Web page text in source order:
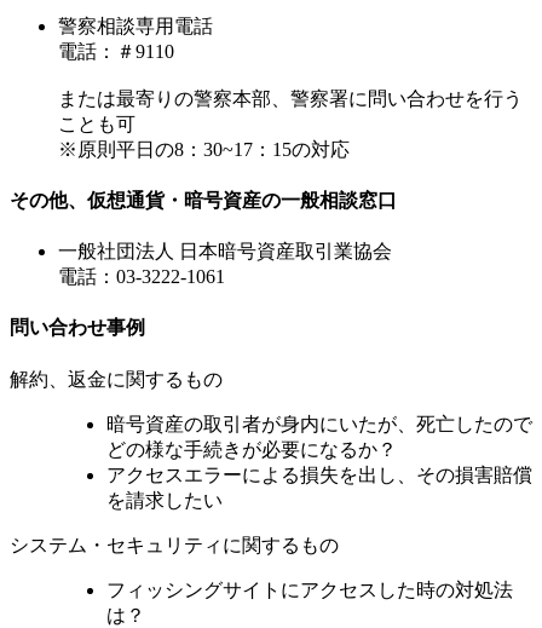
警察相談専用電話
電話：＃9110
または最寄りの警察本部、警察署に問い合わせを行う
ことも可
※原則平日の8：30~17：15の対応
その他、仮想通貨・暗号資産の一般相談窓口
一般社団法人 日本暗号資産取引業協会
電話：03-3222-1061
問い合わせ事例
解約、返金に関するもの
暗号資産の取引者が身内にいたが、死亡したので
どの様な手続きが必要になるか？
アクセスエラーによる損失を出し、その損害賠償
を請求したい
システム・セキュリティに関するもの
フィッシングサイトにアクセスした時の対処法
は？